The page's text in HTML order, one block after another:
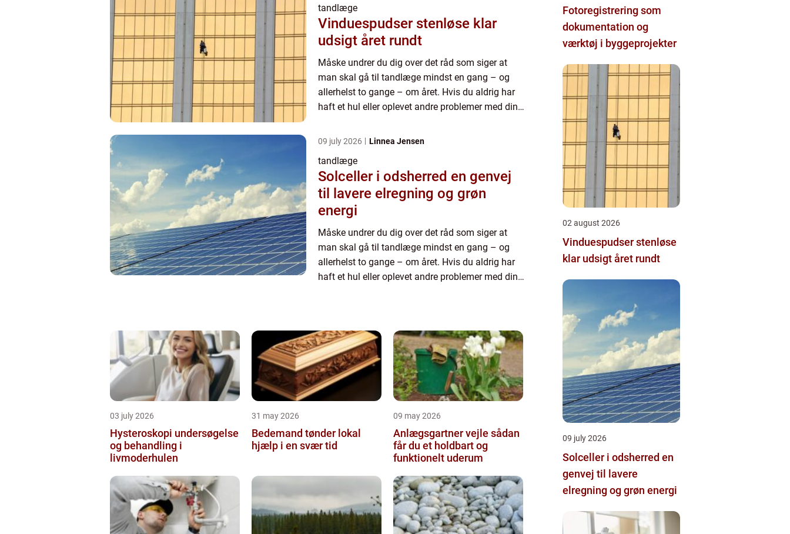
tandlæge
Vinduespudser stenløse klar
udsigt året rundt
Måske undrer du dig over det råd som siger at
man skal gå til tandlæge mindst en gang – og
allerhelst to gange – om året. Hvis du aldrig har
haft et hul eller oplevet andre problemer med dine
forstå hvorfor...
09 july 2026 Linnea Jensen
tandlæge
Solceller i odsherred en genvej
til lavere elregning og grøn
energi
Måske undrer du dig over det råd som siger at
man skal gå til tandlæge mindst en gang – og
allerhelst to gange – om året. Hvis du aldrig har
haft et hul eller oplevet andre problemer med dine
03 july 2026
Hysteroskopi undersøgelse
og behandling i
livmoderhulen
31 may 2026
Bedemand tønder lokal
hjælp i en svær tid
09 may 2026
Anlægsgartner vejle sådan
får du et holdbart og
funktionelt uderum
Fotoregistrering som
dokumentation og
værktøj i byggeprojekter
02 august 2026
Vinduespudser stenløse
klar udsigt året rundt
09 july 2026
Solceller i odsherred en
genvej til lavere
elregning og grøn energi